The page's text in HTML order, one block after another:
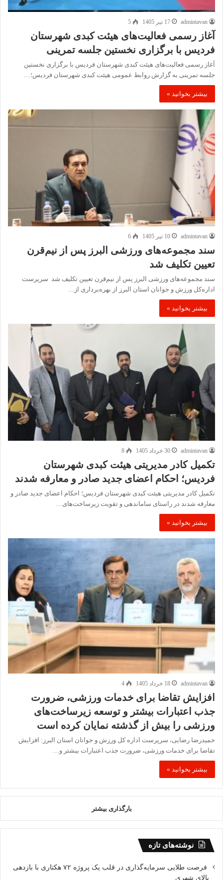
admintavan 17 تیر 1405 5
آغاز رسمی فعالیت‌های هیئت کبدی شهرستان
فردیس با برگزاری نخستین جلسه تمرینی
آغاز رسمی فعالیت‌های هیئت کبدی شهرستان فردیس با برگزاری نخستین
جلسه تمرینی به گزارش روابط عمومی هیئت کبدی شهرستان فردیس؛…
بیشتر بخوانید »
admintavan 10 تیر 1405 6
سند مجموعه‌های ورزشی البرز پس از نیم‌قرن
تعیین تکلیف شد
سند مجموعه‌های ورزشی البرز پس از نیم‌قرن تعیین تکلیف شد سرپرست
اداره‌کل ورزش و جوانان استان البرز از بهره‌برداری از…
بیشتر بخوانید »
admintavan 30 خرداد 1405 8
تکمیل کادر مدیریتی هیئت کبدی شهرستان
فردیس؛ احکام اعضای جدید صادر و معارفه شدند
تکمیل کادر مدیریتی هیئت کبدی شهرستان فردیس؛ احکام اعضای جدید صادر و
معارفه شدند در راستای ساماندهی و تقویت زیرساخت‌های…
بیشتر بخوانید »
admintavan 18 خرداد 1405 4
افزایش تقاضا برای خدمات ورزشی، ضرورت
جذب اعتبارات بیشتر و توسعه زیرساخت‌های
ورزشی را بیش از گذشته نمایان کرده است
حمیدرضا رضایی، سرپرست اداره کل ورزش و جوانان استان البرز: افزایش
تقاضا برای خدمات ورزشی، ضرورت جذب اعتبارات بیشتر و…
بیشتر بخوانید »
بارگذاری بیشتر
نوشته‌های تازه
فرصت طلایی سرمایه‌گذاری در قلب یک پروژه ۷۲ هکتاری با بازدهی
بالای شهری